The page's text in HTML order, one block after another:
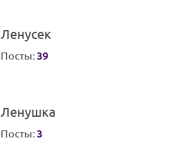
Ленусек
Посты: 39
Ленушка
Посты: 3